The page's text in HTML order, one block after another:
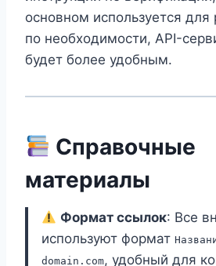
основном используется для
по необходимости, API-
будет более удобным.
Справочные
материалы
Формат ссылок: Все
используют формат
domain.com, удобный для